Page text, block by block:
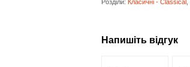
Розділи: Класичні - Classical
Напишіть відгук